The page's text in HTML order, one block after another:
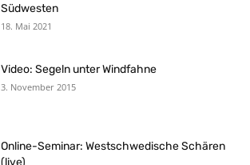
Südwesten
18. Mai 2021
Video: Segeln unter Windfahne
3. November 2015
Online-Seminar: Westschwedische Schären
(live)